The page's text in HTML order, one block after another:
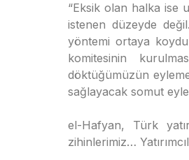
“Eksik olan halka ise
istenen düzeyde
yöntemi ortaya
komitesinin
döktüğümüzün
sağlayacak somut
el-Hafyan, Türk
zihinlerimiz…